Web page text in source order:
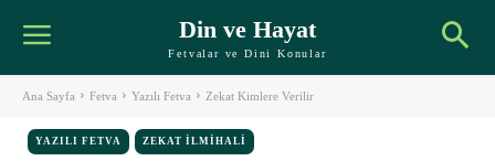
Din ve Hayat
Fetvalar ve Dini Konular
Ana Sayfa Fetva Yazılı Fetva Zekat Kimlere Verilir
YAZILI FETVA ZEKAT İLMIHALI